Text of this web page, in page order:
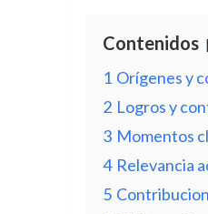
Contenidos
1 Orígenes y
2 Logros y
3 Momentos
4 Relevancia
5